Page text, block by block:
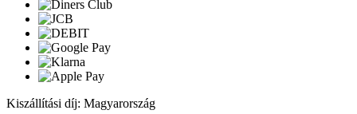
Kiszállítási díj: Magyarország